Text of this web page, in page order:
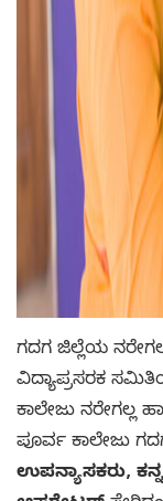
ಗದಗ ಜಿಲ್ಲೆಯ
ವಿದ್ಯಾಪ್ರಸರಕ
ಕಾಲೇಜು ನರೇಗಲ್ಲ
ಪೂರ್ವ ಕಾಲೇಜು
ಉಪನ್ಯಾಸಕರು,